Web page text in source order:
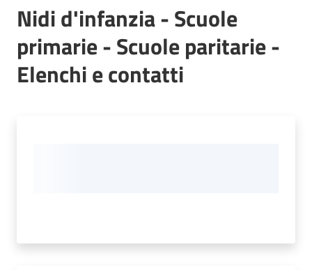
Nidi d'infanzia - Scuole
primarie - Scuole paritarie -
Elenchi e contatti